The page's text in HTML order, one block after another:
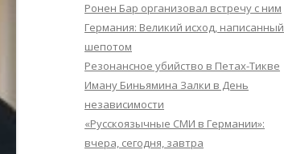
Ронен Бар организовал встречу с ним
Германия: Великий исход, написанный
шепотом
Резонансное убийство в Петах-Тикве
Иману Биньямина Залки в День
независимости
«Русскоязычные СМИ в Германии»:
вчера, сегодня, завтра